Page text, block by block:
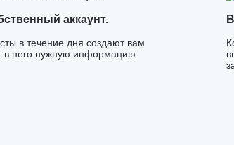
аккаунт.
в течение дня создают вам
в него нужную информацию.